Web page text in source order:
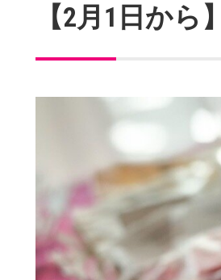
【2月1日か